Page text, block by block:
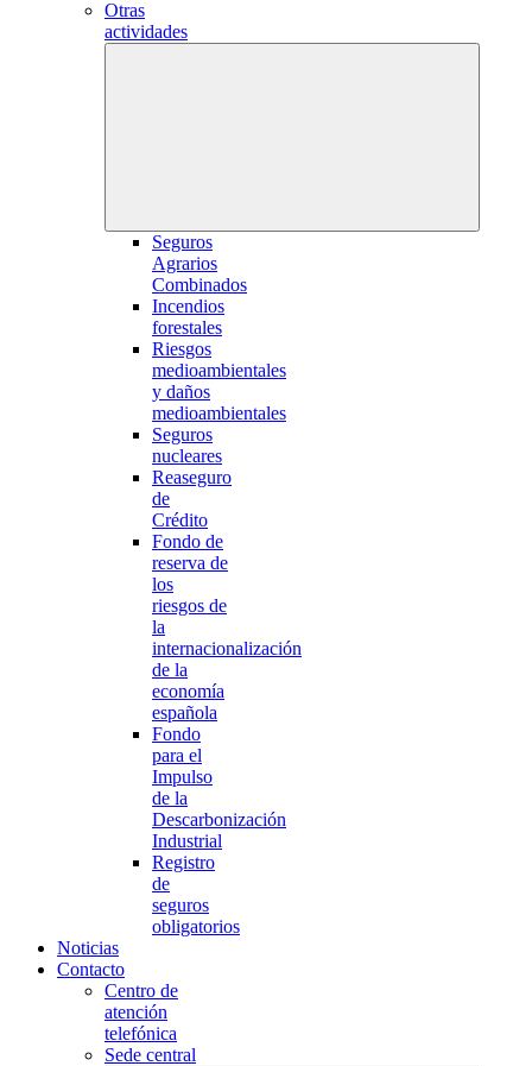
Otras
actividades
Seguros
Agrarios
Combinados
Incendios
forestales
Riesgos
medioambientales
y daños
medioambientales
Seguros
nucleares
Reaseguro
de
Crédito
Fondo de
reserva de
los
riesgos de
la
internacionalización
de la
economía
española
Fondo
para el
Impulso
de la
Descarbonización
Industrial
Registro
de
seguros
obligatorios
Noticias
Contacto
Centro de
atención
telefónica
Sede central